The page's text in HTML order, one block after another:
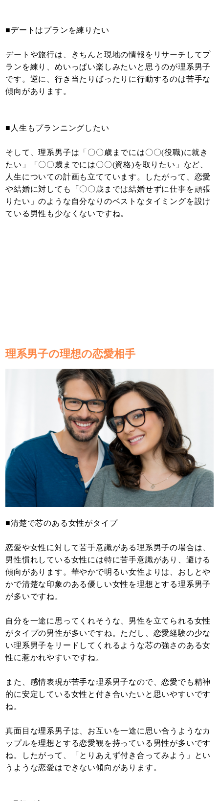
■デートはプランを練りたい
デートや旅行は、きちんと現地の情報をリサーチしてプ
ランを練り、めいっぱい楽しみたいと思うのが理系男子
です。逆に、行き当たりばったりに行動するのは苦手な
傾向があります。
■人生もプランニングしたい
そして、理系男子は「〇〇歳までには〇〇(役職)に就き
たい」「〇〇歳までには〇〇(資格)を取りたい」など、
人生についての計画も立てています。したがって、恋愛
や結婚に対しても「〇〇歳までは結婚せずに仕事を頑張
りたい」のような自分なりのベストなタイミングを設け
ている男性も少なくないですね。
理系男子の理想の恋愛相手
■清楚で芯のある女性がタイプ
恋愛や女性に対して苦手意識がある理系男子の場合は、
男性慣れしている女性には特に苦手意識があり、避ける
傾向があります。華やかで明るい女性よりは、おしとや
かで清楚な印象のある優しい女性を理想とする理系男子
が多いですね。
自分を一途に思ってくれそうな、男性を立てられる女性
がタイプの男性が多いですね。ただし、恋愛経験の少な
い理系男子をリードしてくれるような芯の強さのある女
性に惹かれやすいですね。
また、感情表現が苦手な理系男子なので、恋愛でも精神
的に安定している女性と付き合いたいと思いやすいです
ね。
真面目な理系男子は、お互いを一途に思い合うようなカ
ップルを理想とする恋愛観を持っている男性が多いです
ね。したがって、「とりあえず付き合ってみよう」とい
うような恋愛はできない傾向があります。